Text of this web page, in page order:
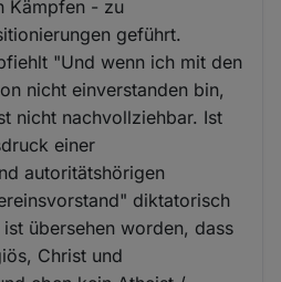
Kämpfen - zu
geführt.
"Und wenn ich mit den
nicht einverstanden bin,
nicht nachvollziehbar. Ist
einer
autoritätshörigen
diktatorisch
übersehen worden, dass
Christ und